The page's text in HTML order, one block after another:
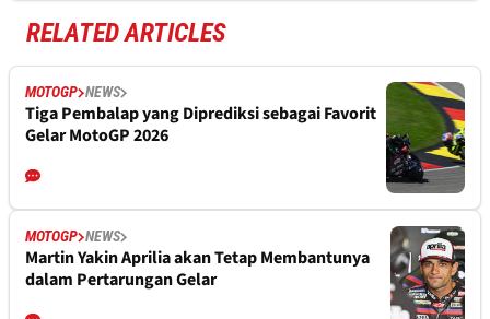
RELATED ARTICLES
MOTOGP NEWS
Tiga Pembalap yang Diprediksi sebagai Favorit
Gelar MotoGP 2026
MOTOGP NEWS
Martin Yakin Aprilia akan Tetap Membantunya
dalam Pertarungan Gelar